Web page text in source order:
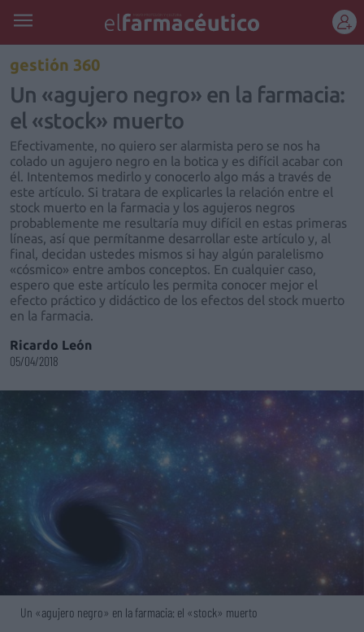
gestión 360
Un «agujero negro» en la farmacia:
el «stock» muerto
Efectivamente, no quiero ser alarmista pero se nos ha
colado un agujero negro en la botica y es difícil acabar con
él. Intentemos medirlo y conocerlo algo más a través de
este artículo. Si tratara de explicarles la relación entre el
stock muerto en la farmacia y los agujeros negros
probablemente me resultaría muy difícil en estas primeras
líneas, así que permítanme desarrollar este artículo y, al
final, decidan ustedes mismos si hay algún paralelismo
«cósmico» entre ambos conceptos. En cualquier caso,
espero que este artículo les permita conocer mejor el
efecto práctico y didáctico de los efectos del stock muerto
en la farmacia.
Ricardo León
05/04/2018
Un «agujero negro» en la farmacia: el «stock» muerto